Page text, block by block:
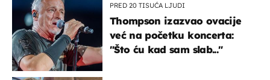
PRED 20 TISUĆA LJUDI
Thompson izazvao ovacije
već na početku koncerta:
"Što ću kad sam slab..."